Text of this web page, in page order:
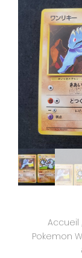
Accueil
Pokemon